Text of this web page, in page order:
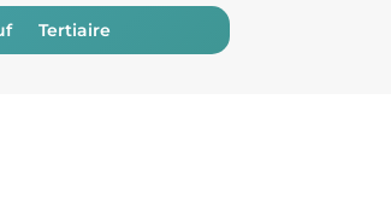
Tertiaire